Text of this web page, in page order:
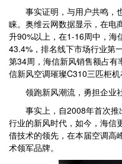
事实证明，与用户共鸣，
睐。奥维云网数据显示，在电
升90%以上，在1-16周中，海
43.4%，排名线下市场行业第
第34周，海信新风销售额占
信新风空调璀璨C310三匹柜机
领跑新风潮流，勇担企业
事实上，自2008年首次推
行业的新风时代，如今，海信
借技术的领先，在本届空调高
术领军品牌。